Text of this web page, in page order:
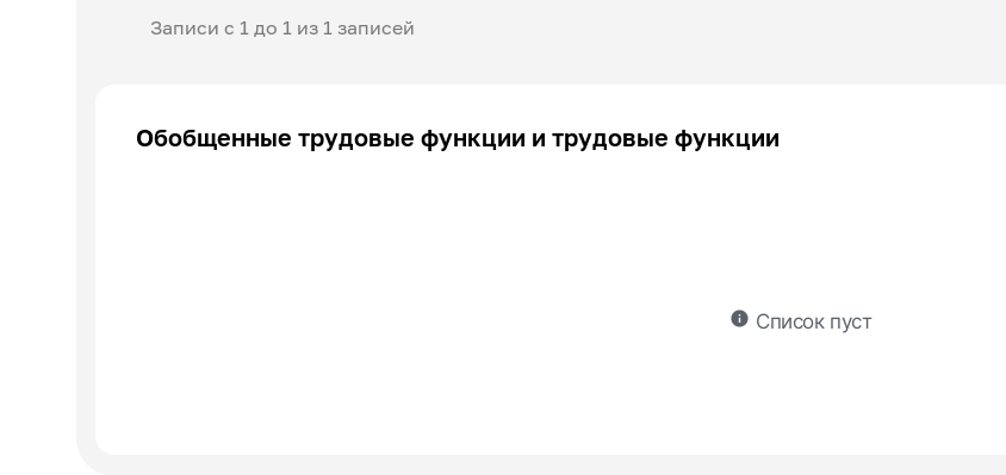
Записи с 1 до 1 из 1 записей
Обобщенные трудовые функции и трудовые функции
info Список пуст